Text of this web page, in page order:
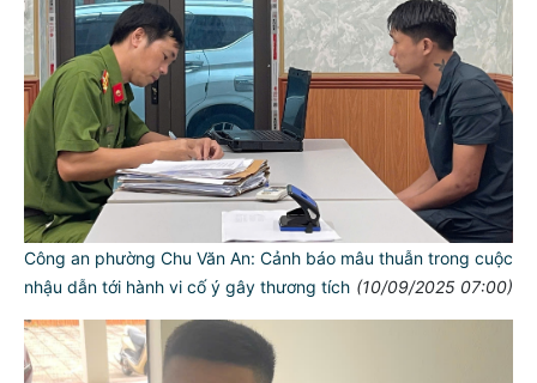
Công an phường Chu Văn An: Cảnh báo mâu thuẫn trong cuộc
nhậu dẫn tới hành vi cố ý gây thương tích (10/09/2025 07:00)